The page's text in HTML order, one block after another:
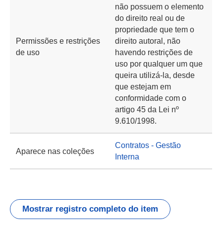
Permissões e restrições
de uso
não possuem o elemento
do direito real ou de
propriedade que tem o
direito autoral, não
havendo restrições de
uso por qualquer um que
queira utilizá-la, desde
que estejam em
conformidade com o
artigo 45 da Lei nº
9.610/1998.
Aparece nas coleções
Contratos - Gestão
Interna
Mostrar registro completo do item